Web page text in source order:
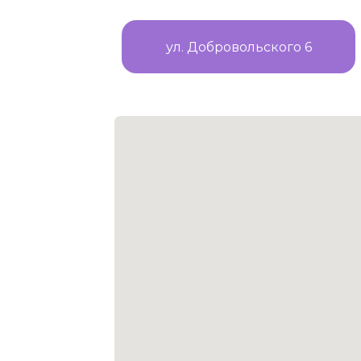
ул. Добровольского 6